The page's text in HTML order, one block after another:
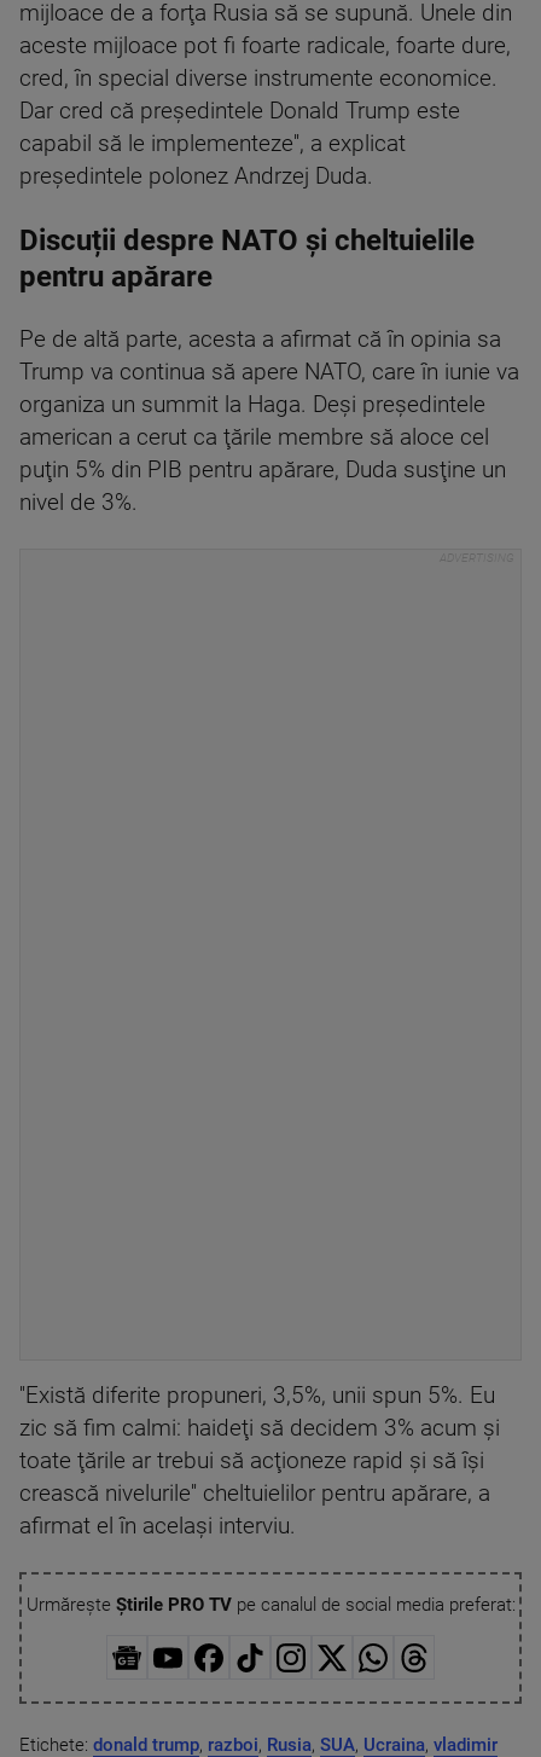
mijloace de a forţa Rusia să se supună. Unele din
aceste mijloace pot fi foarte radicale, foarte dure,
cred, în special diverse instrumente economice.
Dar cred că preşedintele Donald Trump este
capabil să le implementeze'', a explicat
preşedintele polonez Andrzej Duda.
Discuții despre NATO și cheltuielile
pentru apărare
Pe de altă parte, acesta a afirmat că în opinia sa
Trump va continua să apere NATO, care în iunie va
organiza un summit la Haga. Deşi preşedintele
american a cerut ca ţările membre să aloce cel
puţin 5% din PIB pentru apărare, Duda susţine un
nivel de 3%.
''Există diferite propuneri, 3,5%, unii spun 5%. Eu
zic să fim calmi: haideţi să decidem 3% acum şi
toate ţările ar trebui să acţioneze rapid şi să îşi
crească nivelurile'' cheltuielilor pentru apărare, a
afirmat el în acelaşi interviu.
Urmărește Știrile PRO TVpe canalul de social media preferat:
Etichete: donald trump, razboi, Rusia, SUA, Ucraina, vladimir